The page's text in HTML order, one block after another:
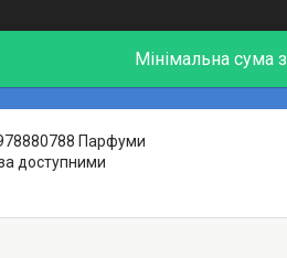
Мінімальна сума
Парфуми
доступними